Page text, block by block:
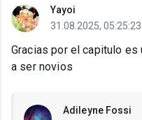
Yayoi
31.08.2025, 05:25:23
Gracias por el capitulo es
a ser novios
Adileyne Fossi